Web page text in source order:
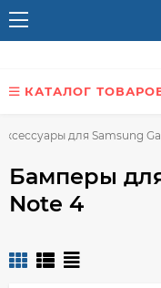
КАТАЛОГ
для Samsung
Бамперы
Note 4